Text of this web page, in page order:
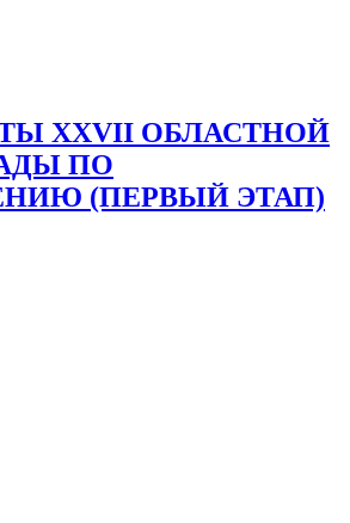
ХХVII ОБЛАСТНОЙ
ПО
(ПЕРВЫЙ ЭТАП)